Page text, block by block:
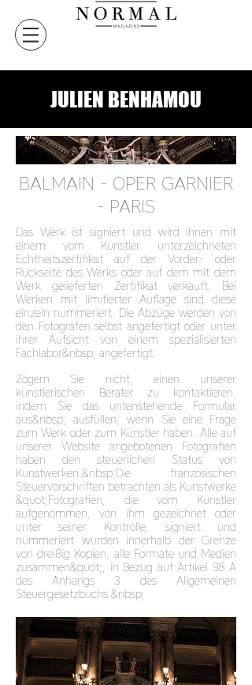
JULIEN BENHAMOU
BALMAIN - OPER GARNIER
- PARIS
Das Werk ist signiert und wird Ihnen mit
einem vom Künstler unterzeichneten
Echtheitszertifikat auf der Vorder- oder
Rückseite des Werks oder auf dem mit dem
Werk gelieferten Zertifikat verkauft. Bei
Werken mit limitierter Auflage sind diese
einzeln nummeriert. Die Abzüge werden von
den Fotografen selbst angefertigt oder unter
ihrer Aufsicht von einem spezialisierten
Fachlabor&nbsp; angefertigt.
Zögern Sie nicht, einen unserer
künstlerischen Berater zu kontaktieren,
indem Sie das untenstehende Formular
aus&nbsp; ausfüllen, wenn Sie eine Frage
zum Werk oder zum Künstler haben. Alle auf
unserer Website angebotenen Fotografien
haben den steuerlichen Status von
Kunstwerken.&nbsp;Die französischen
Steuervorschriften betrachten als Kunstwerke
&quot;Fotografien, die vom Künstler
aufgenommen, von ihm gezeichnet oder
unter seiner Kontrolle, signiert und
nummeriert wurden innerhalb der Grenze
von dreißig Kopien, alle Formate und Medien
zusammen&quot;, in Bezug auf Artikel 98 A
des Anhangs 3 des Allgemeinen
Steuergesetzbuchs.&nbsp;